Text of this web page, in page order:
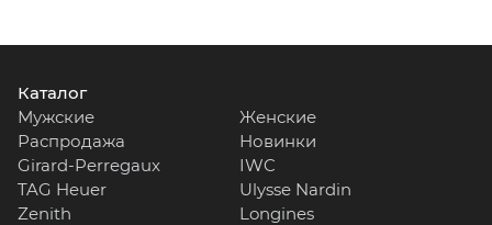
Каталог
Мужские
Женские
Распродажа
Новинки
Girard-Perregaux
IWC
TAG Heuer
Ulysse Nardin
Zenith
Longines